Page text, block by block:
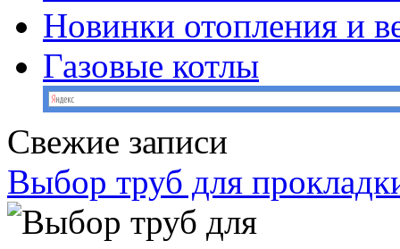
Новинки отопления и
Газовые котлы
Свежие записи
Выбор труб для